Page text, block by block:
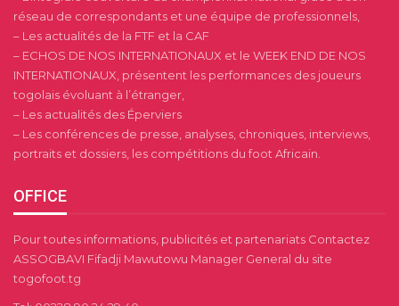
réseau de correspondants et une équipe de professionnels,
– Les actualités de la FTF et la CAF
– ECHOS DE NOS INTERNATIONAUX et le WEEK END DE NOS
INTERNATIONAUX, présentent les performances des joueurs
togolais évoluant à l’étranger,
– Les actualités des Éperviers
– Les conférences de presse, analyses, chroniques, interviews,
portraits et dossiers, les compétitions du foot Africain.
OFFICE
Pour toutes informations, publicités et partenariats Contactez
ASSOGBAVI Fifadji Mawutowu Manager General du site
togofoot.tg